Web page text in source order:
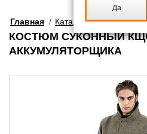
Да
Главная / Каталог/Спецодежда
КОСТЮМ СУКОННЫЙ
АККУМУЛЯТОРЩИКА